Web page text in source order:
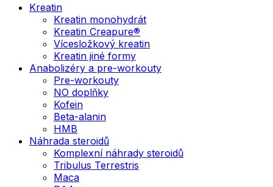
Kreatin
Kreatin monohydrát
Kreatin Creapure®
Vícesložkový kreatin
Kreatin jiné formy
Anabolizéry a pre-workouty
Pre-workouty
NO doplňky
Kofein
Beta-alanin
HMB
Náhrada steroidů
Komplexní náhrady steroidů
Tribulus Terrestris
Maca